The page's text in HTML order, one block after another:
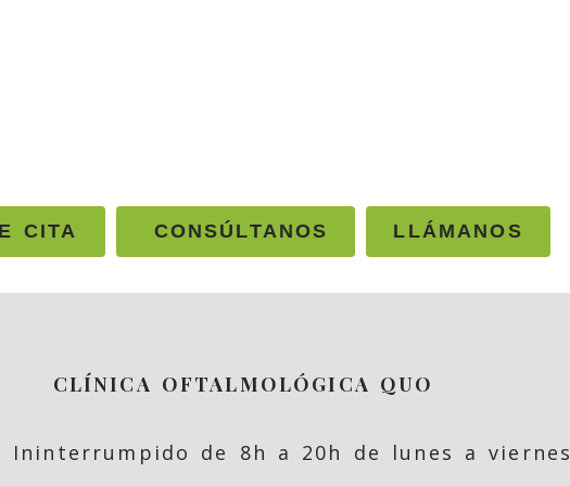
CITA CONSÚLTANOS LLÁMANOS
CLÍNICA OFTALMOLÓGICA QUO
Ininterrumpido de 8h a 20h de lunes a viernes